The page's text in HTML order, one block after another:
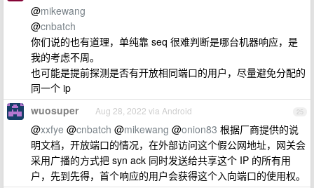
@mikewang
@cnbatch
你们说的也有道理，单纯靠 seq 很难判断是哪台机器响应，是
我的考虑不周。
也可能是提前探测是否有开放相同端口的用户，尽量避免分配的
同一个 ip
25
wuosuper Aug 28, 2022 via Android
@xxfye @cnbatch @mikewang @onion83 根据厂商提供的说
明文档，开放端口的情况，在外部访问这个假公网地址，网关会
采用广播的方式把 syn ack 同时发送给共享这个 IP 的所有用
户，先到先得，首个响应的用户会获得这个入向端口的使用权。